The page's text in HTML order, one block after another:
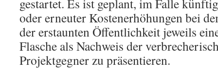
gestartet. Es ist geplant, im Falle
oder erneuter Kostenerhöhungen bei
der erstaunten Öffentlichkeit jeweils
Flasche als Nachweis der
Projektgegner zu präsentieren.